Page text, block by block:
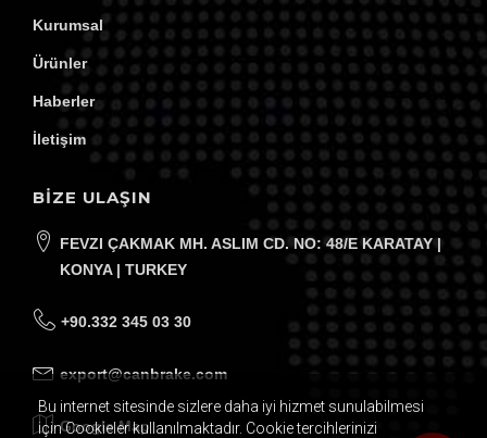
Kurumsal
Ürünler
Haberler
İletişim
BİZE ULAŞIN
FEVZI ÇAKMAK MH. ASLIM CD. NO: 48/E KARATAY |
KONYA | TURKEY
+90.332 345 03 30
export@canbrake.com
Google Map
Bu internet sitesinde sizlere daha iyi hizmet sunulabilmesi
için Cookieler kullanılmaktadır. Cookie tercihlerinizi